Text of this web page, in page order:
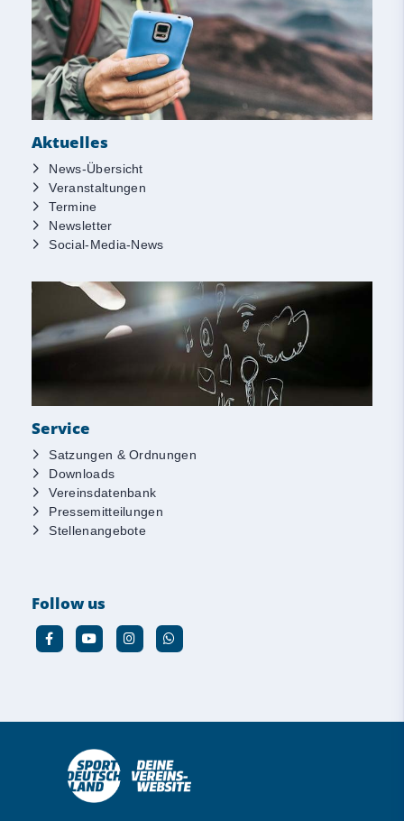
Aktuelles
News-Übersicht
Veranstaltungen
Termine
Newsletter
Social-Media-News
Service
Satzungen & Ordnungen
Downloads
Vereinsdatenbank
Pressemitteilungen
Stellenangebote
Follow us